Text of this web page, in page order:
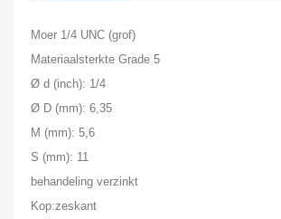
Moer 1/4 UNC (grof)
Materiaalsterkte Grade 5
Ø d (inch): 1/4
Ø D (mm): 6,35
M (mm): 5,6
S (mm): 11
behandeling verzinkt
Kop:zeskant